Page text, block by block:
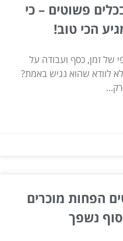
פשוטים – כי
הכי טוב!
של זמן, כסף ועבודה על
לוודא שהוא נגיש באמת?
הפחות מוכרים
נשפך